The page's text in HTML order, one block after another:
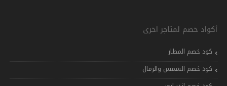
أكواد خصم لمتاجر اخرى
كود خصم المطار
كود خصم الشمس والرمال